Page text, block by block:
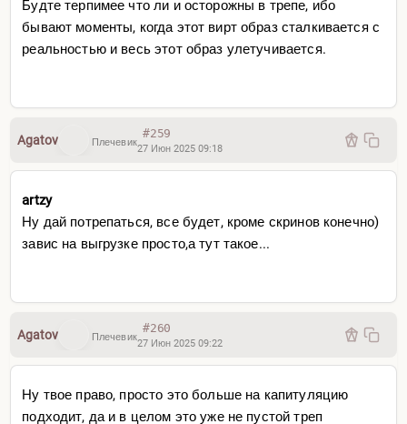
Будте терпимее что ли и осторожны в трепе, ибо
бывают моменты, когда этот вирт образ сталкивается с
реальностью и весь этот образ улетучивается.
Agatov Плечевик
#259
27 Июн 2025 09:18
artzy
Ну дай потрепаться, все будет, кроме скринов конечно)
завис на выгрузке просто,а тут такое...
Agatov Плечевик
#260
27 Июн 2025 09:22
Ну твое право, просто это больше на капитуляцию
подходит, да и в целом это уже не пустой треп